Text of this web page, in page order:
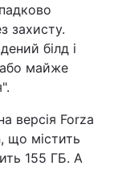
захисту.
білд і
або майже
версія Forza
що містить
155 ГБ. А